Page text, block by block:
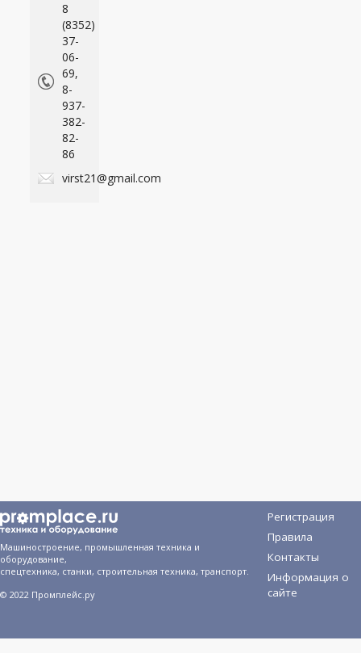
8
(8352)
37-
06-
69,
8-
937-
382-
82-
86
virst21@gmail.com
Машиностроение, промышленная техника и
оборудование,
спецтехника, станки, строительная техника, транспорт.
© 2022 Промплейс.ру
Регистрация
Правила
Контакты
Информация о
сайте